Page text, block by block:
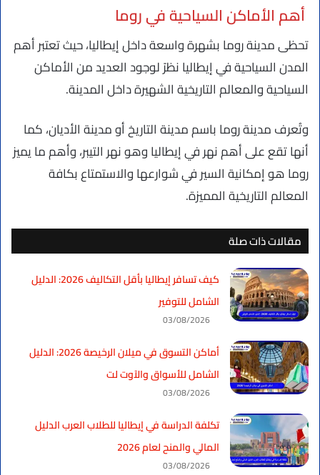
أهم الأماكن السياحية في روما
تحظى مدينة روما بشهرة واسعة داخل إيطاليا، حيث تعتبر أهم
المدن السياحية في إيطاليا نظرً لوجود العديد من الأماكن
السياحية والمعالم التاريخية الشهيرة داخل المدينة.
وتُعرف مدينة روما باسم مدينة التاريخ أو مدينة الأديان، كما
أنها تقع على أهم نهر في إيطاليا وهو نهر التيبر، وأهم ما يميز
روما هو إمكانية السير في شوارعها والاستمتاع بكافة
المعالم التاريخية المميزة.
مقالات ذات صلة
كيف تسافر إيطاليا بأقل التكاليف 2026: الدليل
الشامل للتوفير
03/08/2026
أماكن التسوق في ميلان الرخيصة 2026: الدليل
الشامل للأسواق والآوت لت
03/08/2026
تكلفة الدراسة في إيطاليا للطلاب العرب الدليل
المالي والمنح لعام 2026
03/08/2026